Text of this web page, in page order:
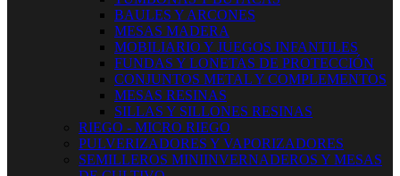
BAULES Y ARCONES
MESAS MADERA
MOBILIARIO Y JUEGOS INFANTILES
FUNDAS Y LONETAS DE PROTECCIÓN
CONJUNTOS METAL Y COMPLEMENTOS
MESAS RESINAS
SILLAS Y SILLONES RESINAS
RIEGO - MICRO RIEGO
PULVERIZADORES Y VAPORIZADORES
SEMILLEROS MINIINVERNADEROS Y MESAS